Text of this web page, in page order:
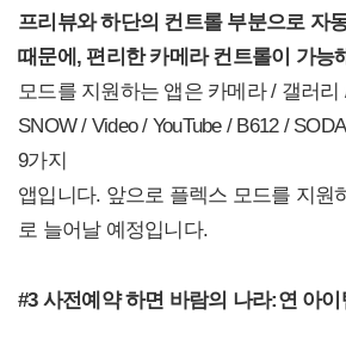
프리뷰와 하단의 컨트롤 부분으로 자
때문에, 편리한 카메라 컨트롤이 가능
모드를 지원하는 앱은 카메라 / 갤러리
SNOW / Video / YouTube / B612 /
9가지
앱입니다. 앞으로 플렉스 모드를 지원
로 늘어날 예정입니다.
#3 사전예약 하면 바람의 나라:연 아